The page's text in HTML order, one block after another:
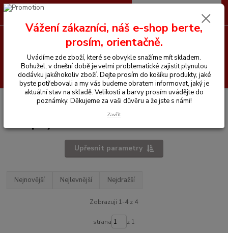
Hledat
+420 605 255 500 0 Kč
Vše pro jezdce Chapsy
Upřesnit parametry
Nejnovější Nejlevnější Nejdražší
Zobrazuji 1-4 z 4
strana z 1
Vážení zákazníci, náš e-shop berte,
prosím, orientačně.
Uvádíme zde zboží, které se obvykle snažíme mít skladem.
Bohužel, v dnešní době je velmi problematické zajistit plynulou
dodávku jakéhokoliv zboží. Dejte prosím do košíku produkty, jaké
byste potřebovali a my vás budeme obratem informovat, jaký je
aktuální stav na skladě. Velikosti a barvy prosím uvádějte do
poznámky. Děkujeme za vaši důvěru a že jste s námi!
Zavřít